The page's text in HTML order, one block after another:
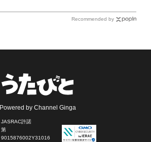
Recommended by
Powered by Channel Ginga
JASRAC許諾
第
9015876002Y31016